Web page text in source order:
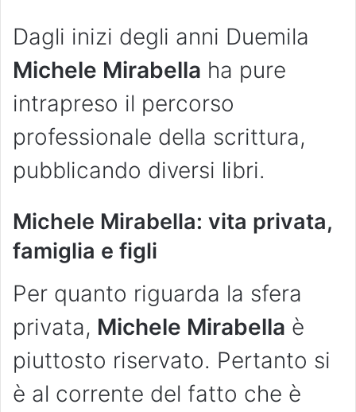
Dagli inizi degli anni Duemila
Michele Mirabella ha pure
intrapreso il percorso
professionale della scrittura,
pubblicando diversi libri.
Michele Mirabella: vita privata,
famiglia e figli
Per quanto riguarda la sfera
privata, Michele Mirabella è
piuttosto riservato. Pertanto si
è al corrente del fatto che è